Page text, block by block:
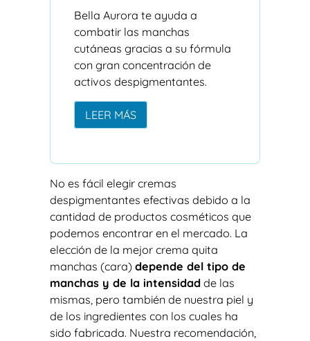
Bella Aurora te ayuda a
combatir las manchas
cutáneas gracias a su fórmula
con gran concentración de
activos despigmentantes.
LEER MÁS
No es fácil elegir cremas
despigmentantes efectivas debido a la
cantidad de productos cosméticos que
podemos encontrar en el mercado. La
elección de la mejor crema quita
manchas (cara) depende del tipo de
manchas y de la intensidad de las
mismas, pero también de nuestra piel y
de los ingredientes con los cuales ha
sido fabricada. Nuestra recomendación,